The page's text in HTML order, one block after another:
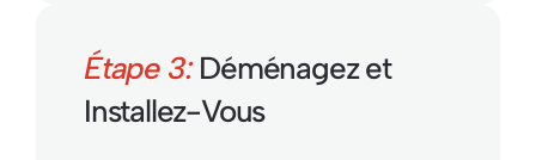
Étape 3:Déménagez et
Installez-Vous